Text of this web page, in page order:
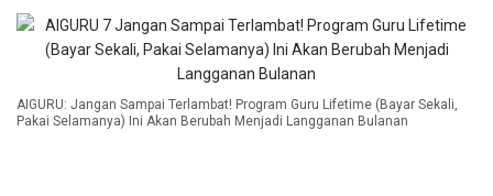
AIGURU: Jangan Sampai Terlambat! Program Guru Lifetime (Bayar Sekali,
Pakai Selamanya) Ini Akan Berubah Menjadi Langganan Bulanan